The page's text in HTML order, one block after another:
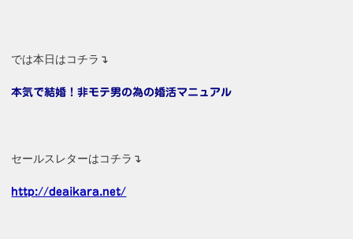
では本日はコチラ↴
本気で結婚！非モテ男の為の婚活マニュアル
セールスレターはコチラ↴
http://deaikara.net/